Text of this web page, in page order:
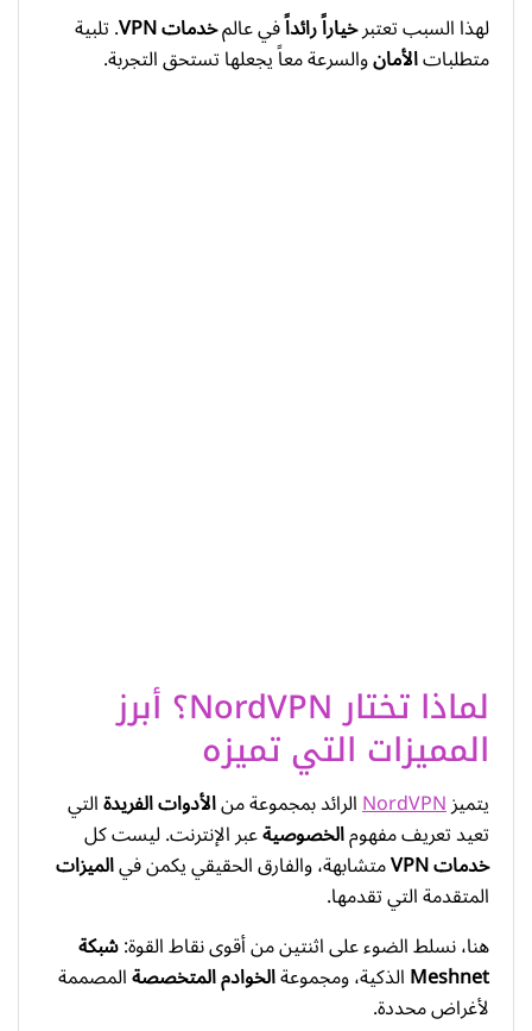
لهذا السبب تعتبرخياراً رائداًفي عالمخدمات VPN . تلبية
متطلباتالأمانوالسرعة معاً يجعلها تستحق التجربة.
لماذا تختار NordVPN؟ أبرز
المميزات التي تميزه
يتميزNordVPNالرائد بمجموعة منالأدوات الفريدةالتي
تعيد تعريف مفهومالخصوصيةعبر الإنترنت. ليست كل
خدمات VPN متشابهة، والفارق الحقيقي يكمن فيالميزات
المتقدمة التي تقدمها.
هنا، نسلط الضوء على اثنتين من أقوى نقاط القوة:شبكة
Meshnetالذكية، ومجموعةالخوادم المتخصصةالمصممة
لأغراض محددة.